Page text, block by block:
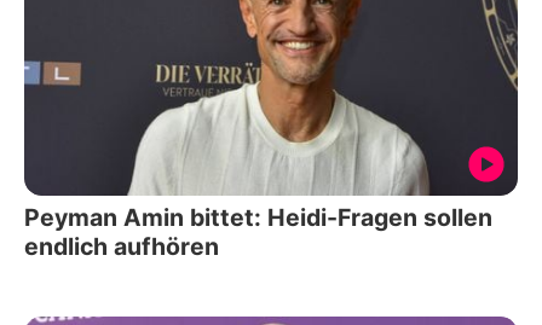
Peyman Amin bittet: Heidi-Fragen sollen
endlich aufhören